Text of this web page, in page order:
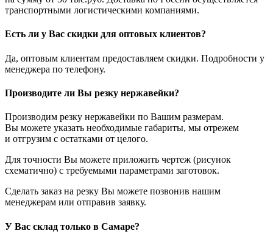
транспортными логистическими компаниями.
Есть ли у Вас скидки для оптовых клиентов?
Да, оптовым клиентам предоставляем скидки. Подробности у
менеджера по телефону.
Производите ли Вы резку нержавейки?
Производим резку нержавейки по Вашим размерам.
Вы можете указать необходимые габариты, мы отрежем
и отгрузим с остатками от целого.
Для точности Вы можете приложить чертеж (рисунок
схематично) с требуемыми параметрами заготовок.
Сделать заказ на резку Вы можете позвонив нашим
менеджерам или отправив заявку.
У Вас склад только в Самаре?